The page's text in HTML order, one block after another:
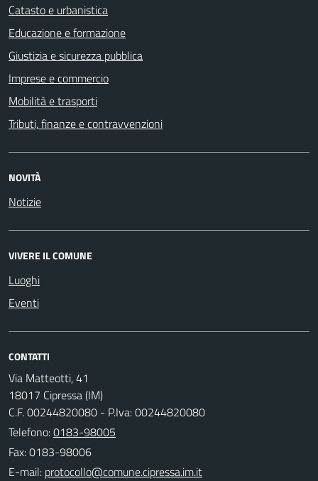
Catasto e urbanistica
Educazione e formazione
Giustizia e sicurezza pubblica
Imprese e commercio
Mobilità e trasporti
Tributi, finanze e contravvenzioni
NOVITÀ
Notizie
VIVERE IL COMUNE
Luoghi
Eventi
CONTATTI
Via Matteotti, 41
18017 Cipressa (IM)
C.F. 00244820080 - P.Iva: 00244820080
Telefono:0183-98005
Fax: 0183-98006
E-mail: